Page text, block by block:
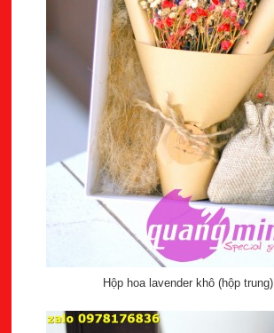
Hộp hoa lavender khô (hộp trung)